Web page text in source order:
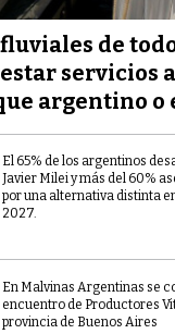
de
servicios
argentino o
El 65% de los argentinos
Javier Milei y más del 60%
por una alternativa distinta
2027.
En Malvinas Argentinas se
encuentro de Productores
provincia de Buenos Aires